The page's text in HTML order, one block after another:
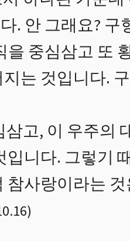
. 안 그래요?
을 중심삼고 또
는 것입니다.
고, 이 우주의
입니다. 그렇기
참사랑이라는
)